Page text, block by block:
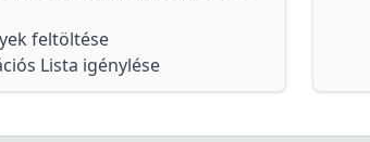
feltöltése
Lista igénylése